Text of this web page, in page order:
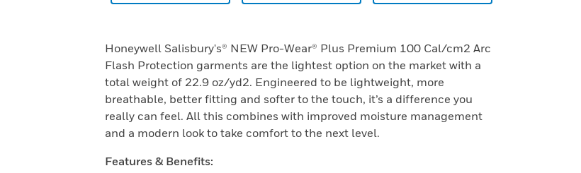
Honeywell Salisbury's® NEW Pro-Wear® Plus Premium 100 Cal/cm2 Arc
Flash Protection garments are the lightest option on the market with a
total weight of 22.9 oz/yd2. Engineered to be lightweight, more
breathable, better fitting and softer to the touch, it’s a difference you
really can feel. All this combines with improved moisture management
and a modern look to take comfort to the next level.
Features & Benefits: